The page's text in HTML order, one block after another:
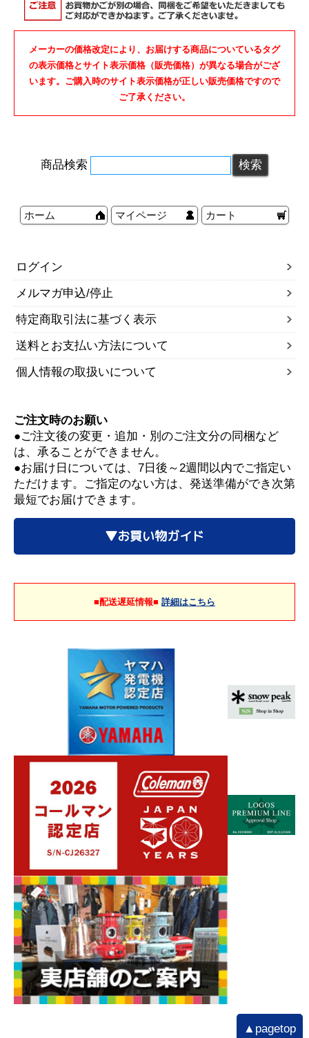
メーカーの価格改定により、お届けする商品についているタグ
の表示価格とサイト表示価格（販売価格）が異なる場合がござ
います。ご購入時のサイト表示価格が正しい販売価格ですので
ご了承ください。
商品検索
ホーム マイページ カート
ログイン
メルマガ申込/停止
特定商取引法に基づく表示
送料とお支払い方法について
個人情報の取扱いについて
ご注文時のお願い
●ご注文後の変更・追加・別のご注文分の同梱など
は、承ることができません。
●お届け日については、7日後～2週間以内でご指定い
ただけます。ご指定のない方は、発送準備ができ次第
最短でお届けできます。
▼お買い物ガイド
■配送遅延情報■ 詳細はこちら
▲pagetop